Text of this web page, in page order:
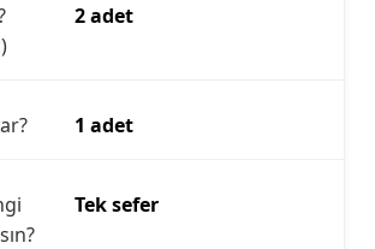
2 adet
1 adet
Tek sefer